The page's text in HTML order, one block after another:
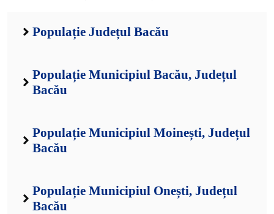
Populație Județul Bacău
Populație Municipiul Bacău, Județul
Bacău
Populație Municipiul Moinești, Județul
Bacău
Populație Municipiul Onești, Județul
Bacău